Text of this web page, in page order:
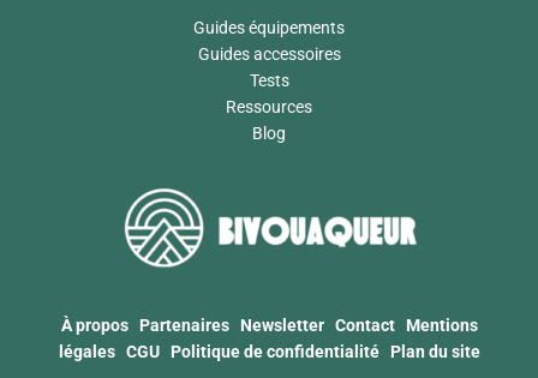
Guides équipements
Guides accessoires
Tests
Ressources
Blog
À propos Partenaires Newsletter Contact Mentions
légales CGU Politique de confidentialité Plan du site